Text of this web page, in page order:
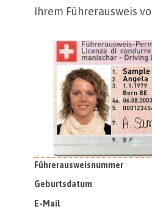
Ihrem Führerausweis
Führerausweisnummer
Geburtsdatum
E-Mail